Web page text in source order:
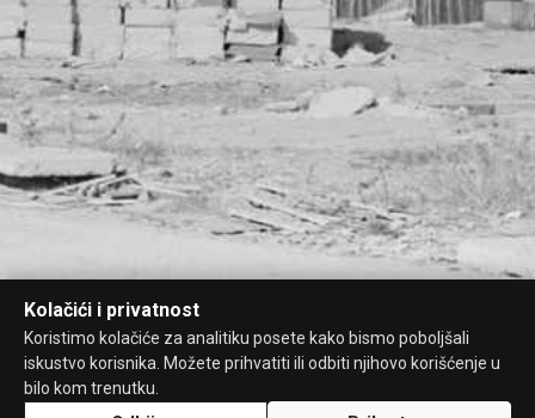
Kolačići i privatnost
Koristimo kolačiće za analitiku posete kako bismo poboljšali
iskustvo korisnika. Možete prihvatiti ili odbiti njihovo korišćenje u
bilo kom trenutku.